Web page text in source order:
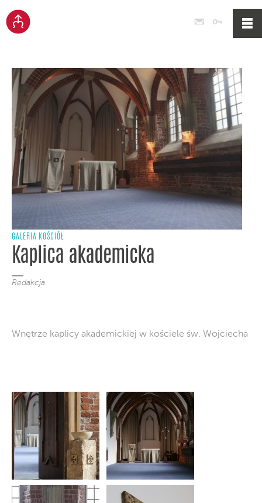
Poczta
GALERIA KOŚCIÓŁ
Kaplica akademicka
Redakcja
Wnętrze kaplicy akademickiej w kościele św. Wojciecha